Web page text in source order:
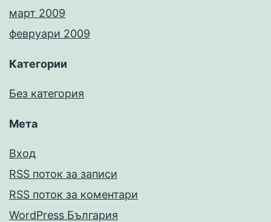
март 2009
февруари 2009
Категории
Без категория
Мета
Вход
RSS поток за записи
RSS поток за коментари
WordPress България